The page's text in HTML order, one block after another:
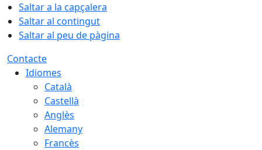
Saltar a la capçalera
Saltar al contingut
Saltar al peu de pàgina
Contacte
Idiomes
Català
Castellà
Anglès
Alemany
Francès